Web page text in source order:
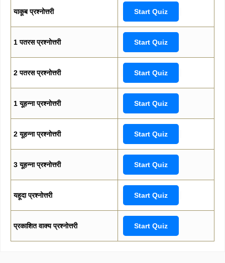
याकूब प्रश्नोत्तरी Start Quiz
1 पतरस प्रश्नोत्तरी Start Quiz
2 पतरस प्रश्नोत्तरी Start Quiz
1 यूहन्ना प्रश्नोत्तरी Start Quiz
2 यूहन्ना प्रश्नोत्तरी Start Quiz
3 यूहन्ना प्रश्नोत्तरी Start Quiz
यहूदा प्रश्नोत्तरी Start Quiz
प्रकाशित वाक्य प्रश्नोत्तरी Start Quiz